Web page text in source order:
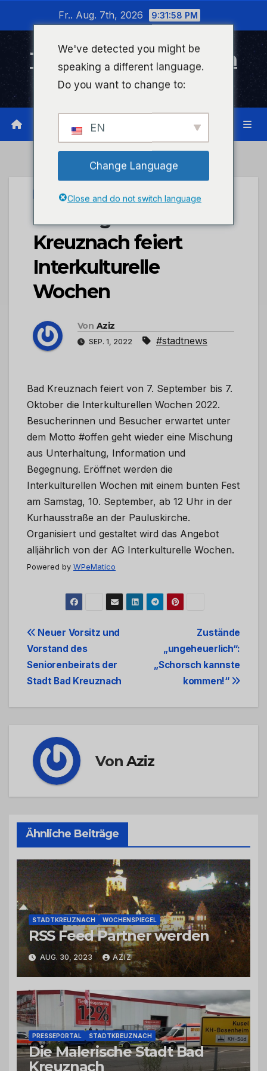
wechseln
Fr.. Aug. 7th, 2026 9:31:58 PM
Timeline Bad Kreuznach
Infonetzwerk für Bad Kreuznach
STADTKREUZNACH
#offen geht: Bad
Kreuznach feiert
Interkulturelle
Wochen
Von Aziz
SEP. 1, 2022 #stadtnews
Bad Kreuznach feiert von 7. September bis 7.
Oktober die Interkulturellen Wochen 2022.
Besucherinnen und Besucher erwartet unter
dem Motto #offen geht wieder eine Mischung
aus Unterhaltung, Information und
Begegnung. Eröffnet werden die
Interkulturellen Wochen mit einem bunten Fest
am Samstag, 10. September, ab 12 Uhr in der
Kurhausstraße an der Pauluskirche.
Organisiert und gestaltet wird das Angebot
alljährlich von der AG Interkulturelle Wochen.
Powered by WPeMatico
Beitrags-
Navigation
Zustände
„ungeheuerlich“:
„Schorsch kannste
kommen!“
Neuer Vorsitz und
Vorstand des
Seniorenbeirats der
Stadt Bad Kreuznach
VonAziz
Ähnliche Beiträge
STADTKREUZNACH WOCHENSPIEGEL
RSS Feed Partner werden
AUG. 30, 2023 AZIZ
PRESSEPORTAL STADTKREUZNACH
Die Malerische Stadt Bad
Kreuznach
We've detected you might be
speaking a different language.
Do you want to change to:
EN
Change Language
Close and do not switch language